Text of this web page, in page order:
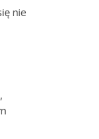
nie